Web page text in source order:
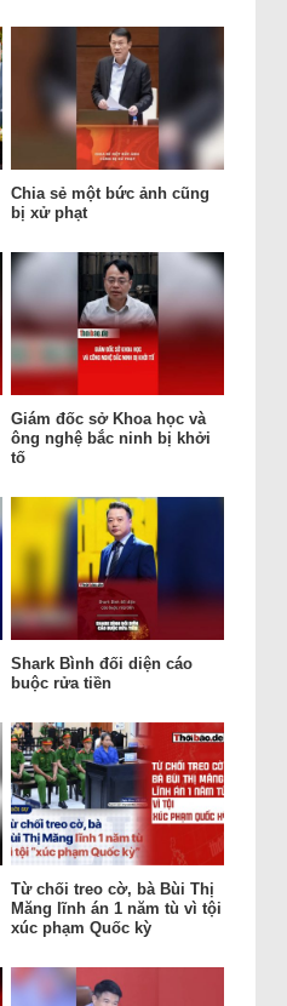
Chia sẻ một bức ảnh cũng
bị xử phạt
Giám đốc sở Khoa học và
ông nghệ bắc ninh bị khởi
tố
Shark Bình đối diện cáo
buộc rửa tiền
Từ chối treo cờ, bà Bùi Thị
Măng lĩnh án 1 năm tù vì tội
xúc phạm Quốc kỳ